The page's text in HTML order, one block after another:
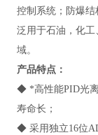
控制系统；防爆
泛用于石油，化工
域。
产品特点：
◆ *高性能PID光
寿命长；
◆ 采用独立16位